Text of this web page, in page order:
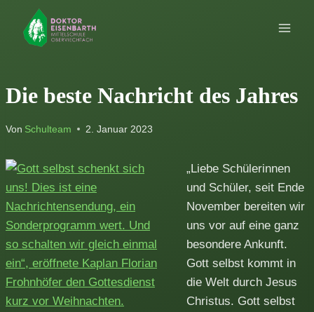
Inhalt
springen
Die beste Nachricht des Jahres
Von Schulteam 2. Januar 2023
„Liebe Schülerinnen
und Schüler, seit Ende
November bereiten wir
uns vor auf eine ganz
besondere Ankunft.
Gott selbst kommt in
die Welt durch Jesus
Christus. Gott selbst